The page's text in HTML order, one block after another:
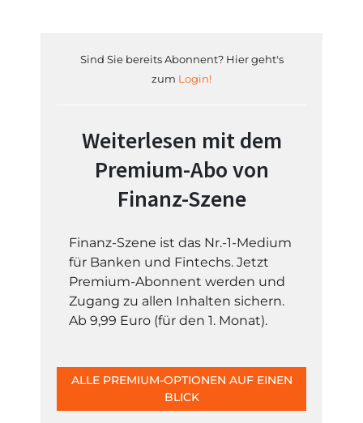
Sind Sie bereits Abonnent? Hier geht's
zum Login!
Weiterlesen mit dem
Premium-Abo von
Finanz-Szene
Finanz-Szene ist das Nr.-1-Medium
für Banken und Fintechs. Jetzt
Premium-Abonnent werden und
Zugang zu allen Inhalten sichern.
Ab 9,99 Euro (für den 1. Monat).
ALLE PREMIUM-OPTIONEN AUF EINEN
BLICK